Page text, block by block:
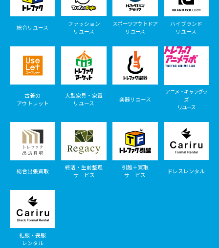
総合リユース
ファッション
リユース
スポーツアウトドア
リユース
ハイブランド
リユース
古着の
アウトレット
大型家具・家電
リユース
楽器リユース
アニメ・キャラグッ
ズ
リユース
総合出張買取
終活・生前整理
サービス
引越＋買取
サービス
ドレスレンタル
礼服・喪服
レンタル